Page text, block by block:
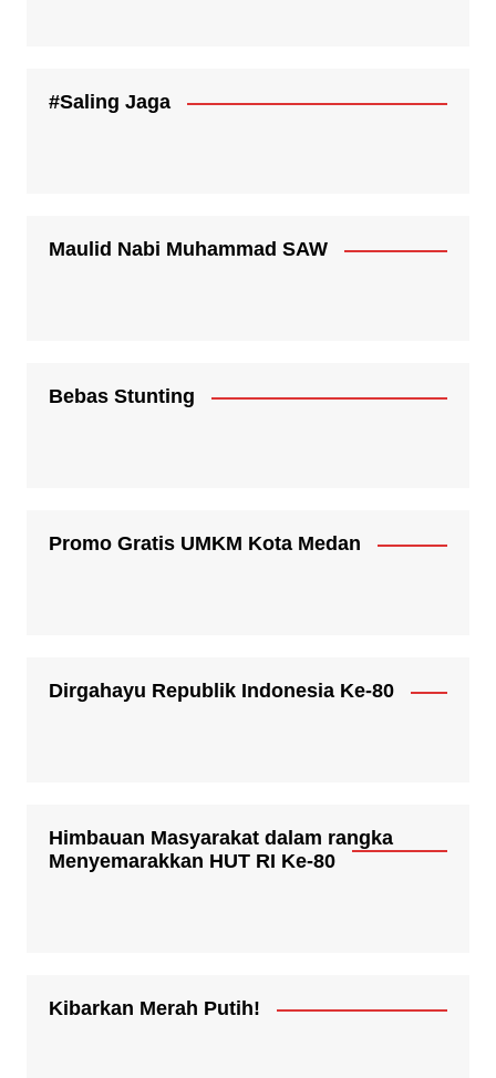
#Saling Jaga
Maulid Nabi Muhammad SAW
Bebas Stunting
Promo Gratis UMKM Kota Medan
Dirgahayu Republik Indonesia Ke-80
Himbauan Masyarakat dalam rangka
Menyemarakkan HUT RI Ke-80
Kibarkan Merah Putih!